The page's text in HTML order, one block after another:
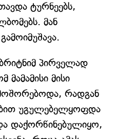
ტურნეებს,
მან
პირველად
მისი
რადგან
უგულებელყოფდა
დაქორწინებულიყო,